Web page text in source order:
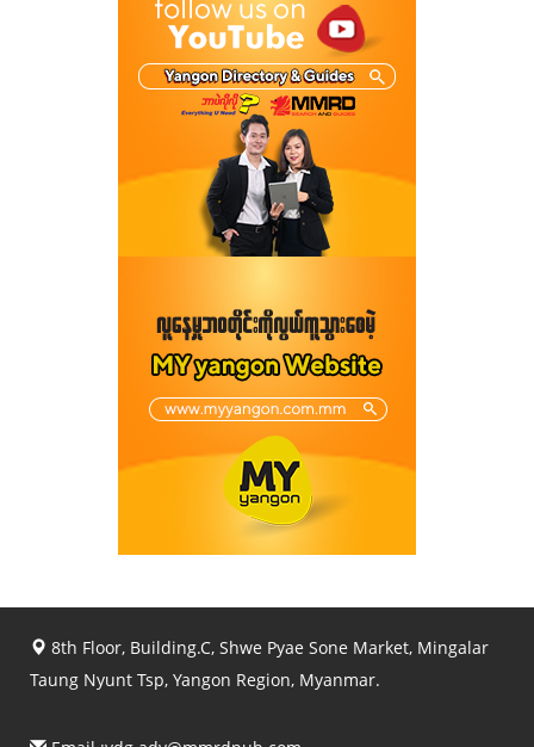
8th Floor, Building.C, Shwe Pyae Sone Market, Mingalar
Taung Nyunt Tsp, Yangon Region, Myanmar.